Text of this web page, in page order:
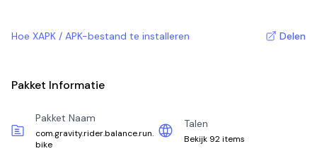
Hoe XAPK / APK-bestand te installeren Delen
Pakket Informatie
Pakket Naam
com.gravity.rider.balance.run.
bike
Talen
Bekijk 92 items